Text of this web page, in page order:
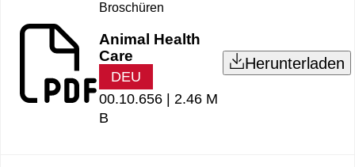
Broschüren
Animal Health
Care
DEU
00.10.656 | 2.46 M
B
Herunterladen